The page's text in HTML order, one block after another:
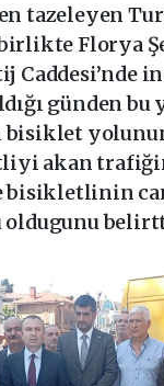
tazeleyen
Florya
Caddesi’nde
günden bu
bisiklet
akan
bisikletlinin
oldugunu